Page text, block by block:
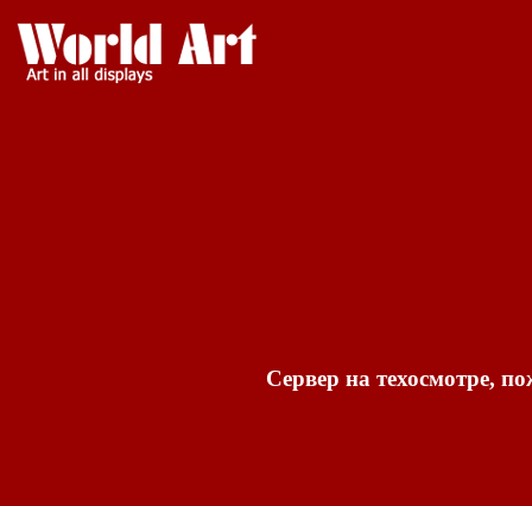
Сервер на техосмотре,